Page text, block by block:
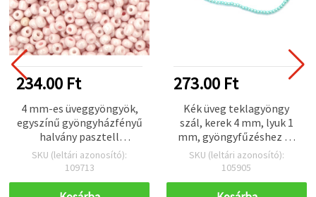
234.00 Ft
4 mm-es üveggyöngyök,
egyszínű gyöngyházfényű
halvány pasztell
rózsaszín, 20 g (~240 db) –
ékszerkészítéshez
SKU (leltári azonosító):
109713
273.00 Ft
Kék üveg teklagyöngy
szál, kerek 4 mm, lyuk 1
mm, gyöngyfűzéshez és
ékszerkészítéshez, ~80
cm (~216 db)
SKU (leltári azonosító):
105905